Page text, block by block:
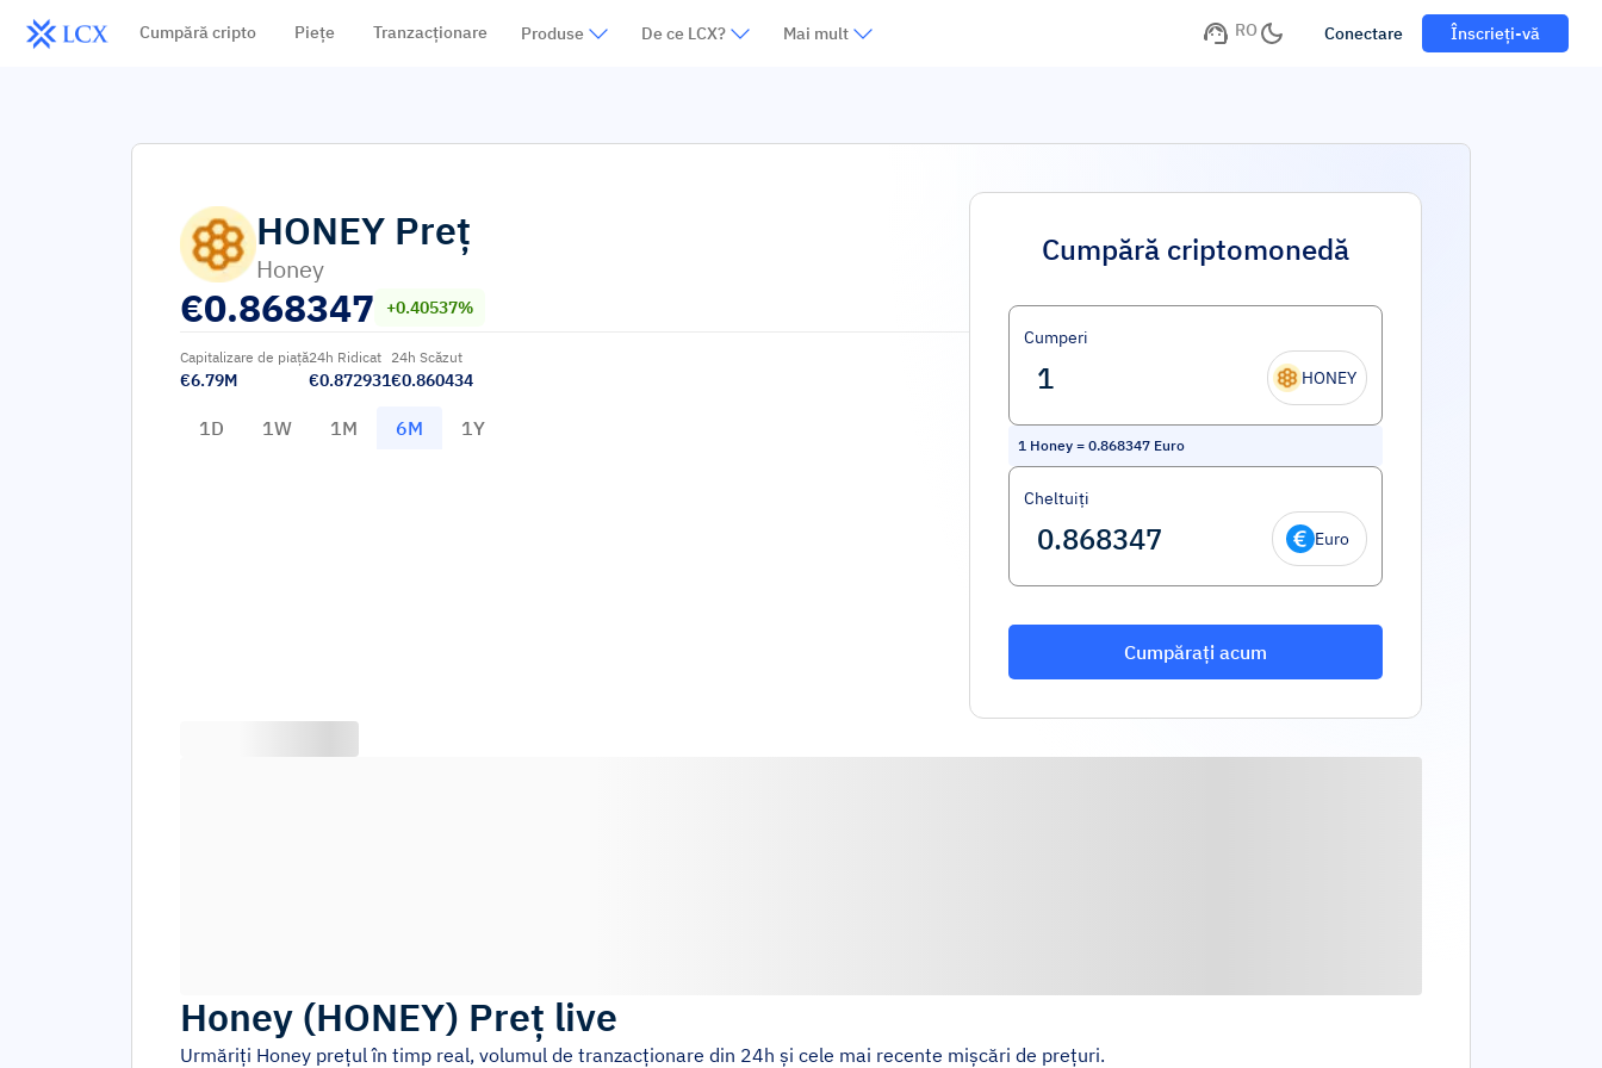
Cumpără cripto Piețe Tranzacționare Produse De ce LCX? Mai mult RO Conectare Înscrieți-vă
HONEY Preț
Honey
€0.868347 +0.40537%
Capitalizare de piață
€6.79M
24h Ridicat
€0.872931
24h Scăzut
€0.860434
1D 1W 1M 6M 1Y
Cumpără criptomonedă
Cumperi
HONEY
1 Honey = 0.868347 Euro
Cheltuiți
Euro
Cumpărați acum
Honey (HONEY) Preț live
Urmăriți Honey prețul în timp real, volumul de tranzacționare din 24h și cele mai recente mișcări de prețuri.